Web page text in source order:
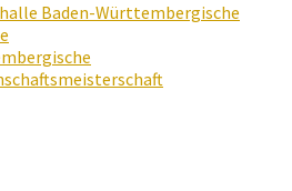
Baden-Württembergische